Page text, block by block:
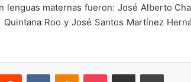
maternas fueron: José Alberto
Roo y José Santos Martínez
Reddit VKontakteOdnoklassniki
Pocket Compartir por correo electrónicoImprimir